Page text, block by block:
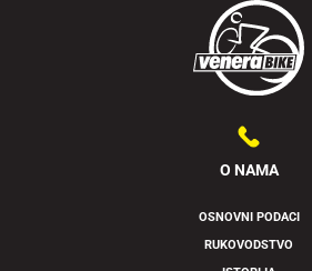
O NAMA
OSNOVNI PODACI
RUKOVODSTVO